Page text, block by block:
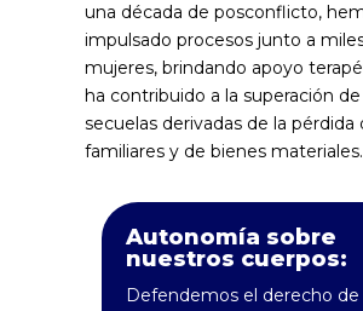
una década de posconflicto,
impulsado procesos junto a
mujeres, brindando apoyo
ha contribuido a la superación de
secuelas derivadas de la pérdida
familiares y de bienes materiales.
Autonomía sobre
nuestros cuerpos:
Defendemos el derecho de